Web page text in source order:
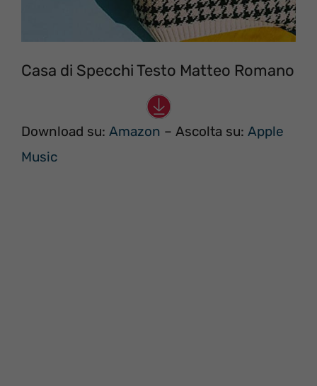
Casa di Specchi Testo Matteo Romano
Download su: Amazon – Ascolta su: Apple
Music